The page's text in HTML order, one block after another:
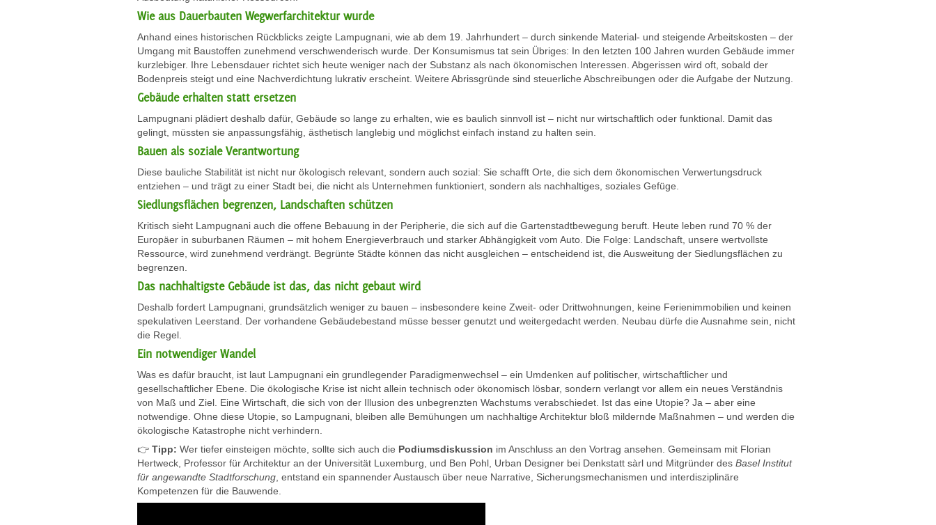
Wie aus Dauerbauten Wegwerfarchitektur wurde
Anhand eines historischen Rückblicks zeigte Lampugnani, wie ab dem 19. Jahrhundert – durch sinkende Material- und steigende Arbeitskosten – der
Umgang mit Baustoffen zunehmend verschwenderisch wurde. Der Konsumismus tat sein Übriges: In den letzten 100 Jahren wurden Gebäude immer
kurzlebiger. Ihre Lebensdauer richtet sich heute weniger nach der Substanz als nach ökonomischen Interessen. Abgerissen wird oft, sobald der
Bodenpreis steigt und eine Nachverdichtung lukrativ erscheint. Weitere Abrissgründe sind steuerliche Abschreibungen oder die Aufgabe der Nutzung.
Gebäude erhalten statt ersetzen
Lampugnani plädiert deshalb dafür, Gebäude so lange zu erhalten, wie es baulich sinnvoll ist – nicht nur wirtschaftlich oder funktional. Damit das
gelingt, müssten sie anpassungsfähig, ästhetisch langlebig und möglichst einfach instand zu halten sein.
Bauen als soziale Verantwortung
Diese bauliche Stabilität ist nicht nur ökologisch relevant, sondern auch sozial: Sie schafft Orte, die sich dem ökonomischen Verwertungsdruck
entziehen – und trägt zu einer Stadt bei, die nicht als Unternehmen funktioniert, sondern als nachhaltiges, soziales Gefüge.
Siedlungsflächen begrenzen, Landschaften schützen
Kritisch sieht Lampugnani auch die offene Bebauung in der Peripherie, die sich auf die Gartenstadtbewegung beruft. Heute leben rund 70 % der
Europäer in suburbanen Räumen – mit hohem Energieverbrauch und starker Abhängigkeit vom Auto. Die Folge: Landschaft, unsere wertvollste
Ressource, wird zunehmend verdrängt. Begrünte Städte können das nicht ausgleichen – entscheidend ist, die Ausweitung der Siedlungsflächen zu
begrenzen.
Das nachhaltigste Gebäude ist das, das nicht gebaut wird
Deshalb fordert Lampugnani, grundsätzlich weniger zu bauen – insbesondere keine Zweit- oder Drittwohnungen, keine Ferienimmobilien und keinen
spekulativen Leerstand. Der vorhandene Gebäudebestand müsse besser genutzt und weitergedacht werden. Neubau dürfe die Ausnahme sein, nicht
die Regel.
Ein notwendiger Wandel
Was es dafür braucht, ist laut Lampugnani ein grundlegender Paradigmenwechsel – ein Umdenken auf politischer, wirtschaftlicher und
gesellschaftlicher Ebene. Die ökologische Krise ist nicht allein technisch oder ökonomisch lösbar, sondern verlangt vor allem ein neues Verständnis
von Maß und Ziel. Eine Wirtschaft, die sich von der Illusion des unbegrenzten Wachstums verabschiedet. Ist das eine Utopie? Ja – aber eine
notwendige. Ohne diese Utopie, so Lampugnani, bleiben alle Bemühungen um nachhaltige Architektur bloß mildernde Maßnahmen – und werden die
ökologische Katastrophe nicht verhindern.
👉 Tipp: Wer tiefer einsteigen möchte, sollte sich auch die Podiumsdiskussion im Anschluss an den Vortrag ansehen. Gemeinsam mit Florian
Hertweck, Professor für Architektur an der Universität Luxemburg, und Ben Pohl, Urban Designer bei Denkstatt sàrl und Mitgründer des Basel Institut
für angewandte Stadtforschung , entstand ein spannender Austausch über neue Narrative, Sicherungsmechanismen und interdisziplinäre
Kompetenzen für die Bauwende.